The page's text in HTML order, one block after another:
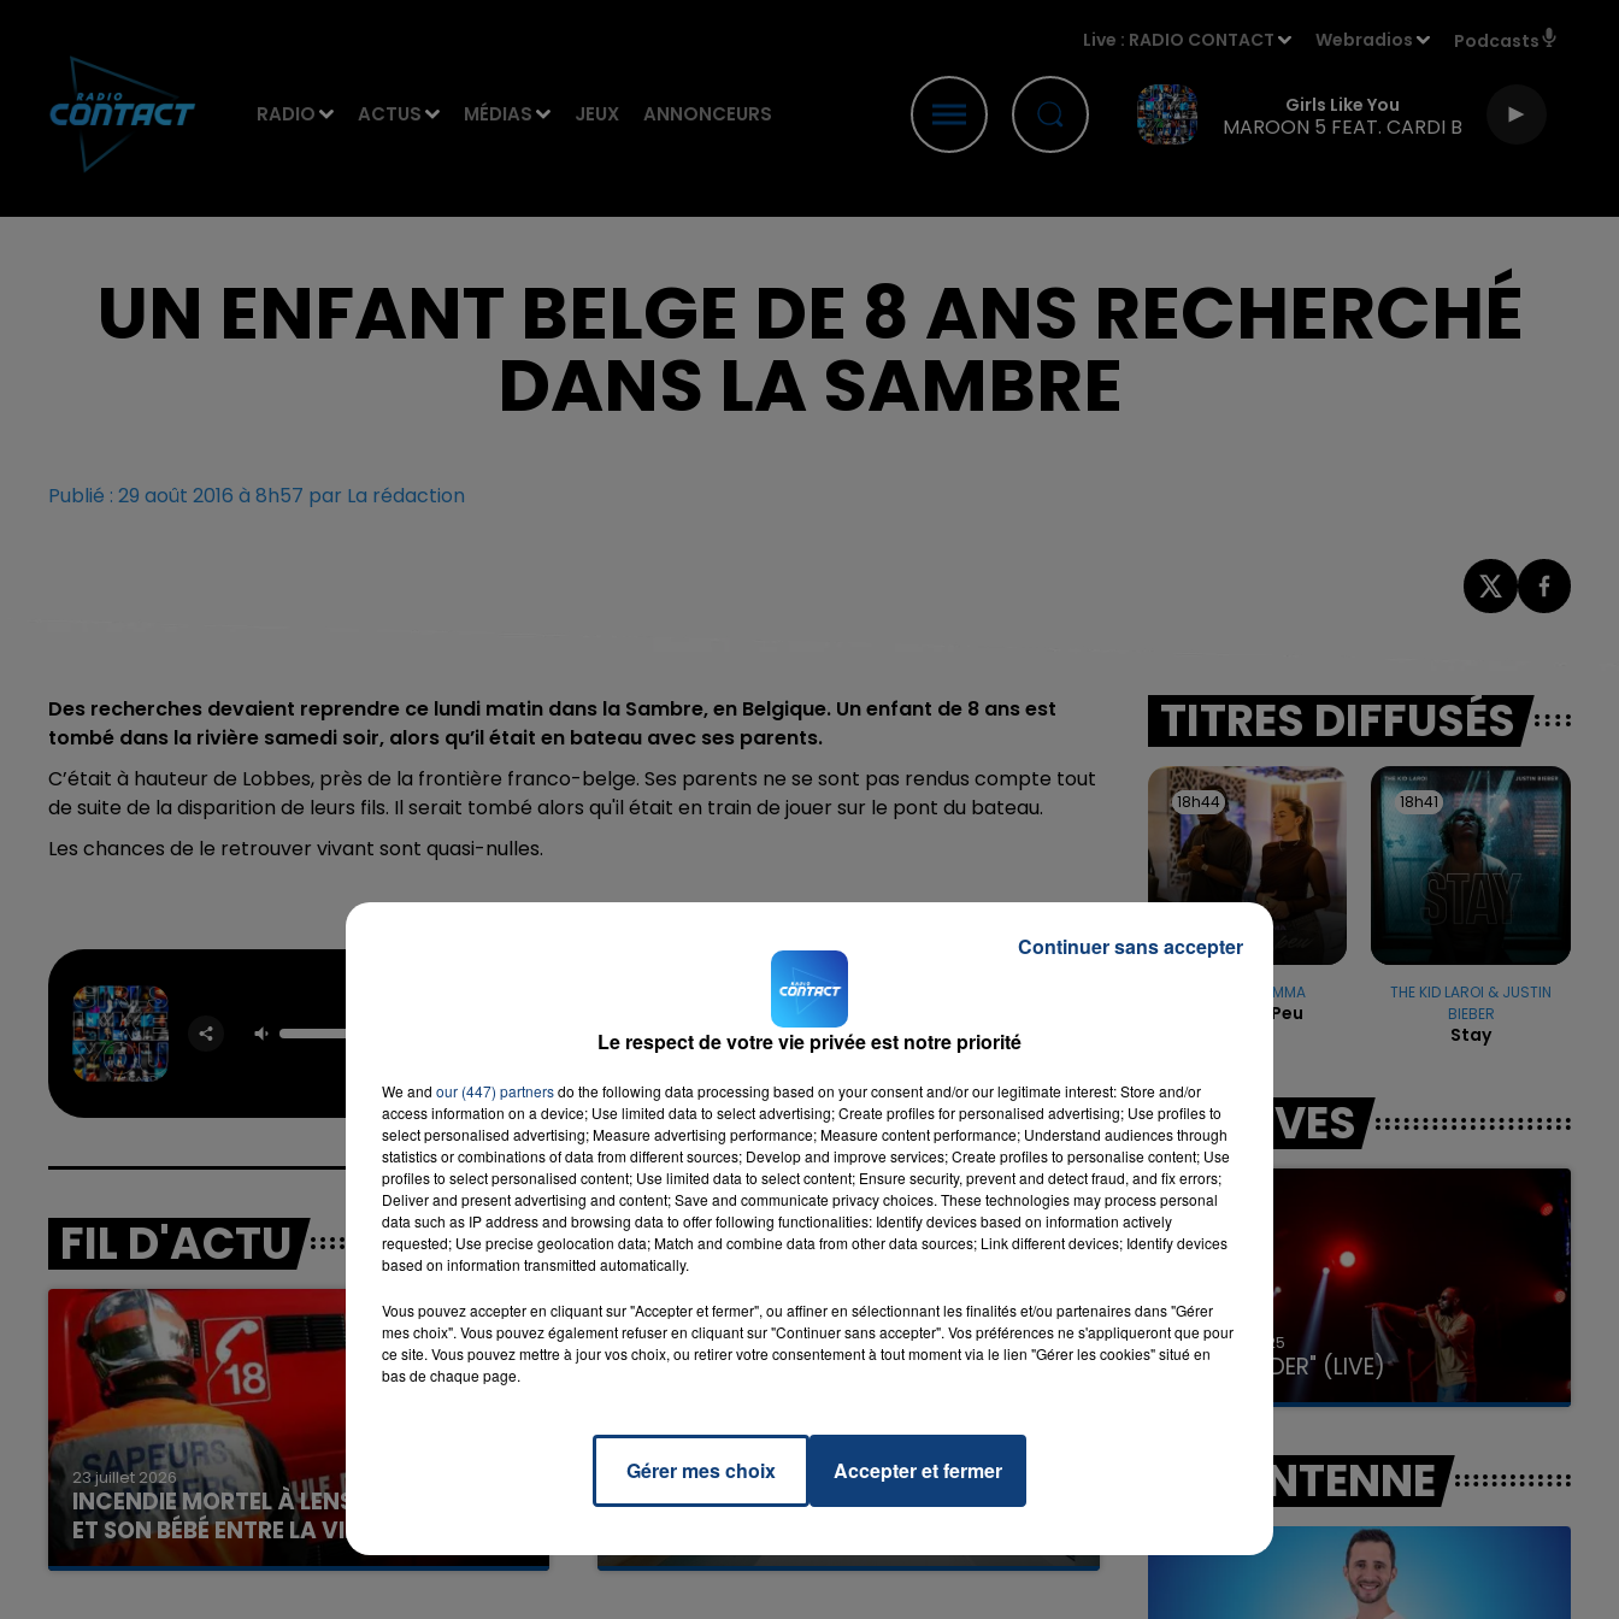
RADIO ACTUS MÉDIAS JEUX ANNONCEURS
Live : RADIO CONTACT Webradios Podcasts
Girls Like You
MAROON 5 FEAT. CARDI B
7h00 - 11h00
LA TEAM DE L'ÉTÉ
UN ENFANT BELGE DE 8 ANS RECHERCHÉ
DANS LA SAMBRE
Publié : 29 août 2016 à 8h57 par La rédaction
Des recherches devaient reprendre ce lundi matin dans la Sambre, en Belgique. Un enfant de 8 ans est
tombé dans la rivière samedi soir, alors qu’il était en bateau avec ses parents.
C’était à hauteur de Lobbes, près de la frontière franco-belge. Ses parents ne se sont pas rendus compte tout
de suite de la disparition de leurs fils. Il serait tombé alors qu'il était en train de jouer sur le pont du bateau.
Les chances de le retrouver vivant sont quasi-nulles.
RADIO CONTACT
FIL D'ACTU
23 juillet 2026
INCENDIE MORTEL À LENS : UNE FEMME
ET SON BÉBÉ ENTRE LA VIE ET LA...
Un homme s'est immolé par le feu après avoir
20 juillet 2026
UNE ADOLESCENTE DEVANT SE FAIRE
La famille a porté plainte contre la clinique qui a
TITRES DIFFUSÉS
18h44
18h44
JUNGELI & EMMA
Juste Un Peu
18h41
18h41
THE KID LAROI & JUSTIN
BIEBER
Stay
LES LIVES
31 janvier 2025
GIMS "SPIDER" (LIVE)
A L'ANTENNE
Le respect de votre vie privée est notre priorité
We and our (447) partnersdo the following data processing based on your consent and/or our legitimate interest: Store and/or
access information on a device; Use limited data to select advertising; Create profiles for personalised advertising; Use profiles to
select personalised advertising; Measure advertising performance; Measure content performance; Understand audiences through
statistics or combinations of data from different sources; Develop and improve services; Create profiles to personalise content; Use
profiles to select personalised content; Use limited data to select content; Ensure security, prevent and detect fraud, and fix errors;
Deliver and present advertising and content; Save and communicate privacy choices. These technologies may process personal
data such as IP address and browsing data to offer following functionalities: Identify devices based on information actively
requested; Use precise geolocation data; Match and combine data from other data sources; Link different devices; Identify devices
based on information transmitted automatically.
Vous pouvez accepter en cliquant sur "Accepter et fermer", ou affiner en sélectionnant les finalités et/ou partenaires dans "Gérer
mes choix". Vous pouvez également refuser en cliquant sur "Continuer sans accepter". Vos préférences ne s'appliqueront que pour
ce site. Vous pouvez mettre à jour vos choix, ou retirer votre consentement à tout moment via le lien "Gérer les cookies" situé en
bas de chaque page.
Gérer mes choix Accepter et fermer
Continuer sans accepter